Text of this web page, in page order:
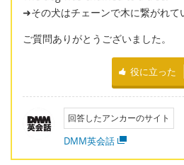
➜その犬はチェーンで木に繋がれて
ご質問ありがとうございました。
役に立った
回答したアンカーのサイト
DMM英会話